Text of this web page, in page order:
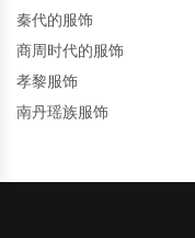
秦代的服饰
商周时代的服饰
孝黎服饰
南丹瑶族服饰